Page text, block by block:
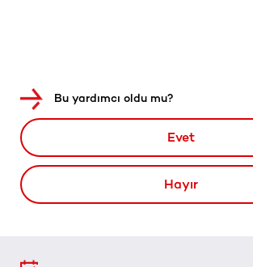
Bu yardımcı oldu mu?
Evet
Hayır